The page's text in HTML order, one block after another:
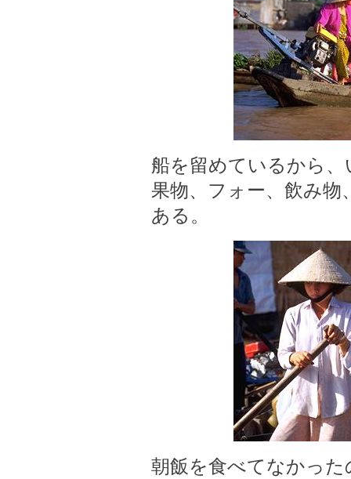
船を留めているから
果物、フォー、飲み物
ある。
朝飯を食べてなかっ